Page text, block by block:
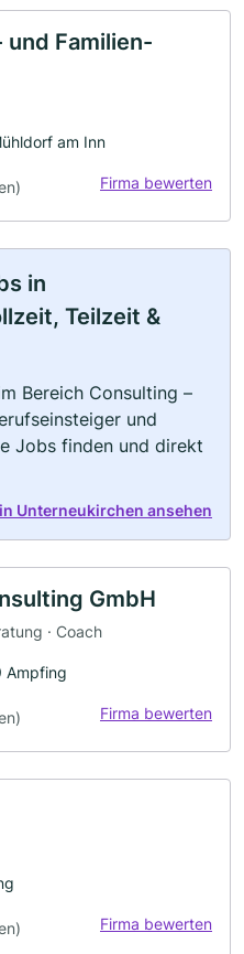
Familien-
am Inn
Firma bewerten
in
Teilzeit &
Bereich Consulting –
und
Jobs finden und direkt
Unterneukirchen ansehen
GmbH
· Coach
Ampfing
Firma bewerten
Firma bewerten